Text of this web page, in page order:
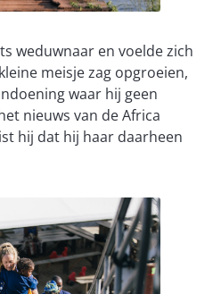
weduwnaar en voelde zich
meisje zag opgroeien,
waar hij geen
nieuws van de Africa
hij dat hij haar daarheen